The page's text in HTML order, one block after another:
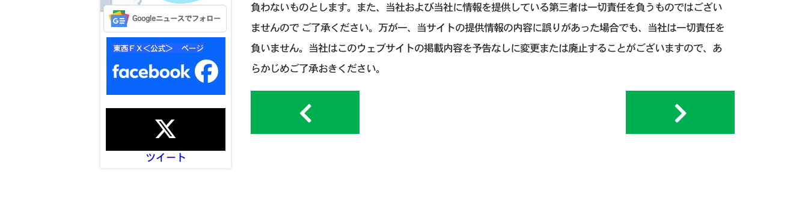
Googleニュースでフォロー
ツイート
負わないものとします。また、当社および当社に情報を提供している第三者は一切責任を負うものではござい
ませんので ご了承ください。万が一、当サイトの提供情報の内容に誤りがあった場合でも、当社は一切責任を
負いません。当社はこのウェブサイトの掲載内容を予告なしに変更または廃止することがございますので、あ
らかじめご了承おきください。